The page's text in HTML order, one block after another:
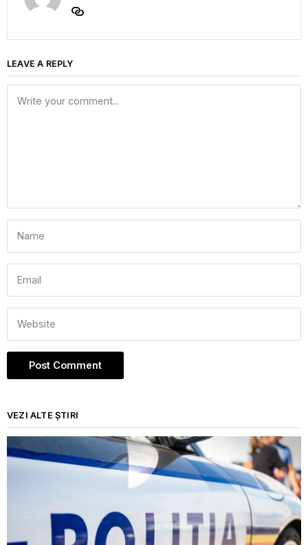
LEAVE A REPLY
VEZI ALTE ȘTIRI